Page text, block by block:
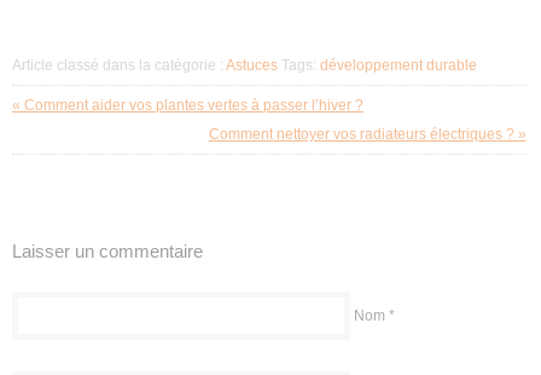
Article classé dans la catégorie : Astuces Tags: développement durable
« Comment aider vos plantes vertes à passer l’hiver ?
Comment nettoyer vos radiateurs électriques ? »
Laisser un commentaire
Nom *